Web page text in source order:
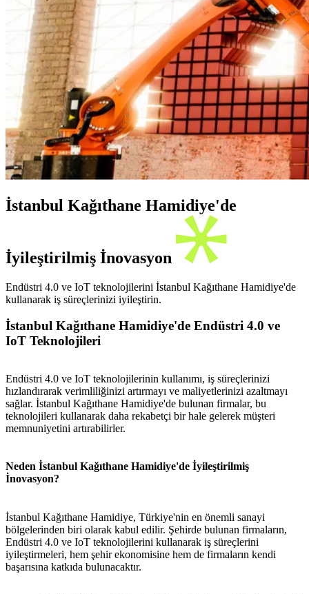
İstanbul Kağıthane Hamidiye'de
İyileştirilmiş İnovasyon
Endüstri 4.0 ve IoT teknolojilerini İstanbul Kağıthane Hamidiye'de
kullanarak iş süreçlerinizi iyileştirin.
İstanbul Kağıthane Hamidiye'de Endüstri 4.0 ve
IoT Teknolojileri
Endüstri 4.0 ve IoT teknolojilerinin kullanımı, iş süreçlerinizi
hızlandırarak verimliliğinizi artırmayı ve maliyetlerinizi azaltmayı
sağlar. İstanbul Kağıthane Hamidiye'de bulunan firmalar, bu
teknolojileri kullanarak daha rekabetçi bir hale gelerek müşteri
memnuniyetini artırabilirler.
Neden İstanbul Kağıthane Hamidiye'de İyileştirilmiş
İnovasyon?
İstanbul Kağıthane Hamidiye, Türkiye'nin en önemli sanayi
bölgelerinden biri olarak kabul edilir. Şehirde bulunan firmaların,
Endüstri 4.0 ve IoT teknolojilerini kullanarak iş süreçlerini
iyileştirmeleri, hem şehir ekonomisine hem de firmaların kendi
başarısına katkıda bulunacaktır.